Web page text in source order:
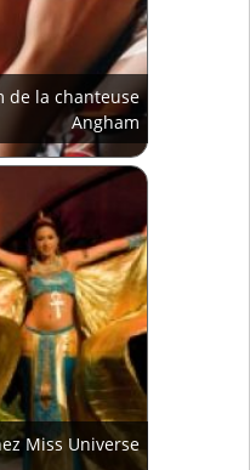
de la chanteuse
Angham
Miss Universe